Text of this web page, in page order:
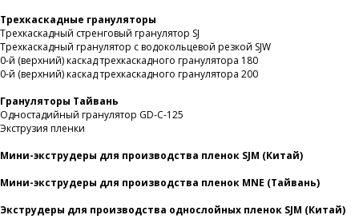
Трехкаскадные грануляторы
Трехкаскадный стренговый гранулятор SJ
Трехкаскадный гранулятор с водокольцевой резкой SJW
0-й (верхний) каскад трехкаскадного гранулятора 180
0-й (верхний) каскад трехкаскадного гранулятора 200
Грануляторы Тайвань
Одностадийный гранулятор GD-C-125
Экструзия пленки
Мини-экструдеры для производства пленок SJM (Китай)
Мини-экструдеры для производства пленок MNE (Тайвань)
Экструдеры для производства однослойных пленок SJM (Китай)